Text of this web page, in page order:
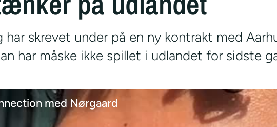
har skrevet under på en ny kontrakt med
har måske ikke spillet i udlandet for sidste
med Nørgaard